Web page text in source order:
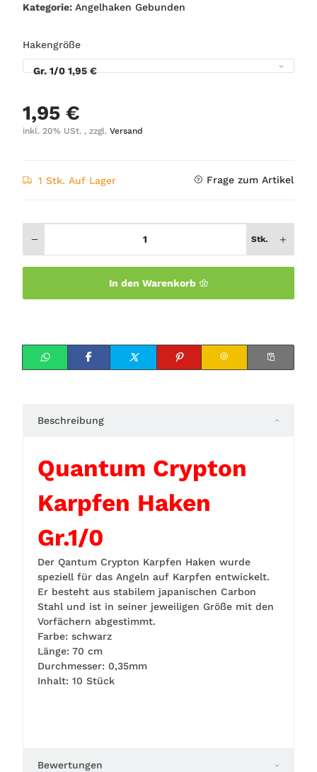
Kategorie: Angelhaken Gebunden
Hakengröße
Gr. 1/0 1,95 €
1,95 €
inkl. 20% USt. , zzgl. Versand
1 Stk. Auf Lager Frage zum Artikel
Stk.
In den Warenkorb
Beschreibung
Quantum Crypton
Karpfen Haken
Gr.1/0
Der Qantum Crypton Karpfen Haken wurde
speziell für das Angeln auf Karpfen entwickelt.
Er besteht aus stabilem japanischen Carbon
Stahl und ist in seiner jeweiligen Größe mit den
Vorfächern abgestimmt.
Farbe: schwarz
Länge: 70 cm
Durchmesser: 0,35mm
Inhalt: 10 Stück
Bewertungen